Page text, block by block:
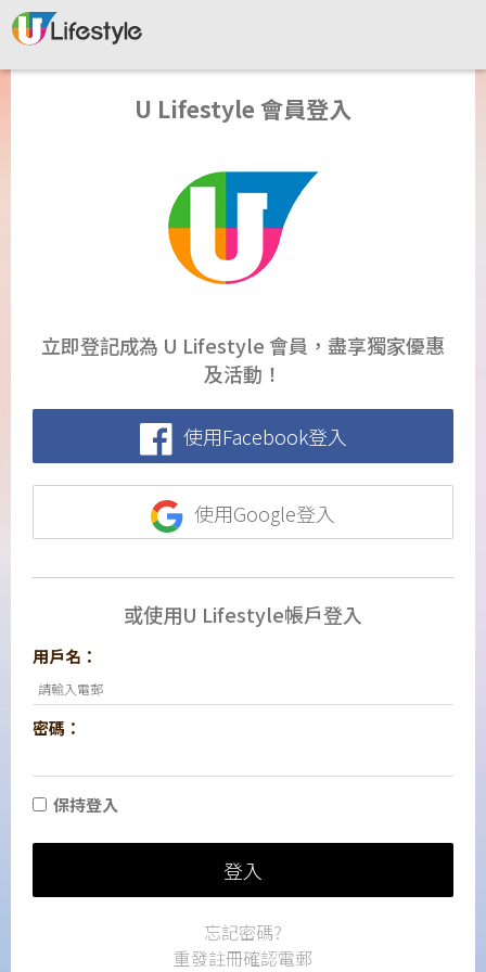
U Lifestyle 會員登入
立即登記成為 U Lifestyle 會員，盡享獨家優惠
及活動！
使用Facebook登入
使用Google登入
或使用U Lifestyle帳戶登入
用戶名：
密碼：
保持登入
登入
忘記密碼?
重發註冊確認電郵